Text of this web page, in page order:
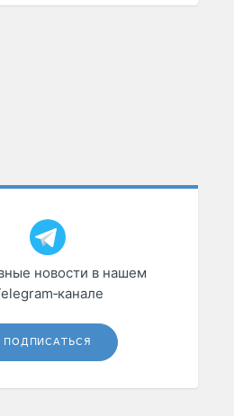
новости в нашем
ПОДПИСАТЬСЯ